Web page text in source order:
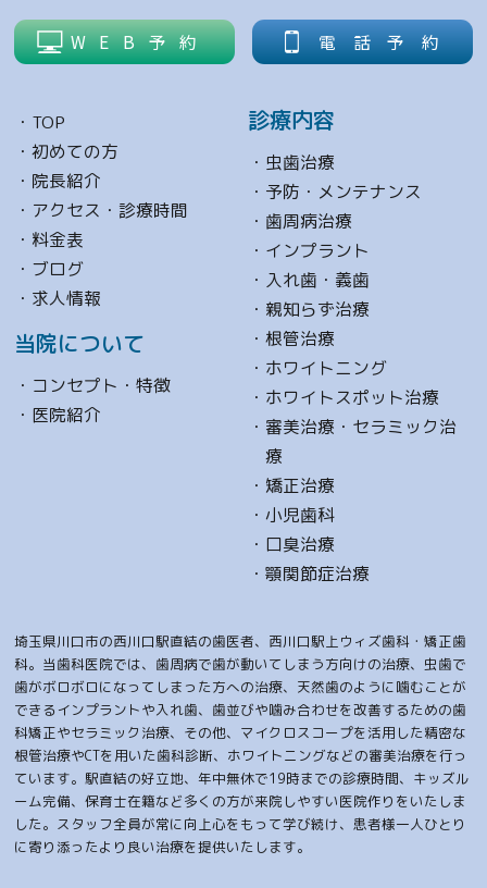
TOP
初めての方
院長紹介
アクセス・診療時間
料金表
ブログ
求人情報
当院について
コンセプト・特徴
医院紹介
診療内容
虫歯治療
予防・メンテナンス
歯周病治療
インプラント
入れ歯・義歯
親知らず治療
根管治療
ホワイトニング
ホワイトスポット治療
審美治療・セラミック治
療
矯正治療
小児歯科
口臭治療
顎関節症治療
WEB予約 電話予約
埼玉県川口市の西川口駅直結の歯医者、西川口駅上ウィズ歯科・矯正歯
科。当歯科医院では、歯周病で歯が動いてしまう方向けの治療、虫歯で
歯がボロボロになってしまった方への治療、天然歯のように噛むことが
できるインプラントや入れ歯、歯並びや噛み合わせを改善するための歯
科矯正やセラミック治療、その他、マイクロスコープを活用した精密な
根管治療やCTを用いた歯科診断、ホワイトニングなどの審美治療を行っ
ています。駅直結の好立地、年中無休で19時までの診療時間、キッズル
ーム完備、保育士在籍など多くの方が来院しやすい医院作りをいたしま
した。スタッフ全員が常に向上心をもって学び続け、患者様一人ひとり
に寄り添ったより良い治療を提供いたします。